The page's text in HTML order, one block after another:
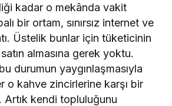
kadar o mekânda vakit
bir ortam, sınırsız internet ve
Üstelik bunlar için tüketicinin
almasına gerek yoktu.
durumun yaygınlaşmasıyla
o kahve zincirlerine karşı bir
kendi topluluğunu